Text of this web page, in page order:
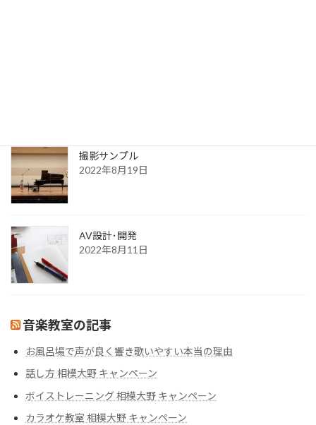
撮影サンプル
2022年8月19日
AV設計･開発
2022年8月11日
音楽教室の記事
お風呂場で声が良く響き歌いやすい本当の理由
話し方 相模大野 キャンペーン
ボイストレーニング 相模大野 キャンペーン
カラオケ教室 相模大野 キャンペーン